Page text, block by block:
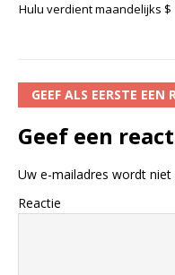
Hulu verdient maandelijks
GEEF ALS EERSTE EEN
Geef een
Uw e-mailadres wordt niet
Reactie